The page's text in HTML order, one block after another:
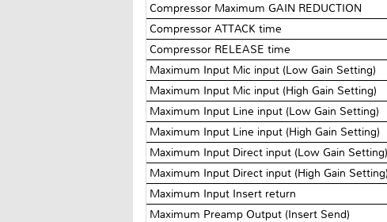
Compressor Maximum GAIN REDUCTION
Compressor ATTACK time
Compressor RELEASE time
Maximum Input Mic input (Low Gain Setting)
Maximum Input Mic input (High Gain Setting)
Maximum Input Line input (Low Gain Setting)
Maximum Input Line input (High Gain Setting)
Maximum Input Direct input (Low Gain Setting)
Maximum Input Direct input (High Gain Setting)
Maximum Input Insert return
Maximum Preamp Output (Insert Send)